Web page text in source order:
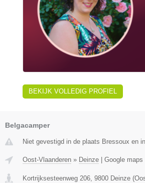
BEKIJK VOLLEDIG PROFIEL
Belgacamper
Niet gevestigd in de plaats Bressoux en
Oost-Vlaanderen » Deinze Google maps
Kortrijksesteenweg 206, 9800 Deinze (